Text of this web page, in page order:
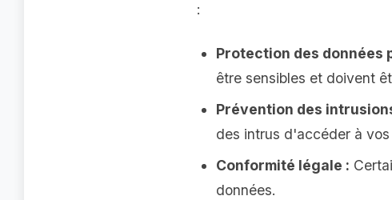
:
Protection des données
être sensibles et doivent
Prévention des
des intrus d'accéder à vos
Conformité légale :
données.